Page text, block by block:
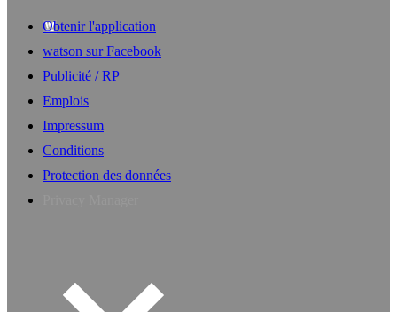
Obtenir l'application
watson sur Facebook
Publicité / RP
Emplois
Impressum
Conditions
Protection des données